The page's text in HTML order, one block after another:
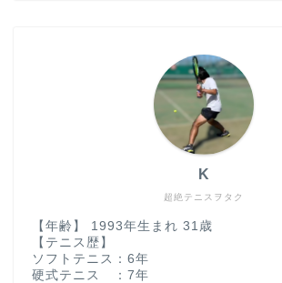
超絶テニスヲタク
K
【年齢】 1993年生まれ 31歳
【テニス歴】
ソフトテニス：6年
硬式テニス ：7年